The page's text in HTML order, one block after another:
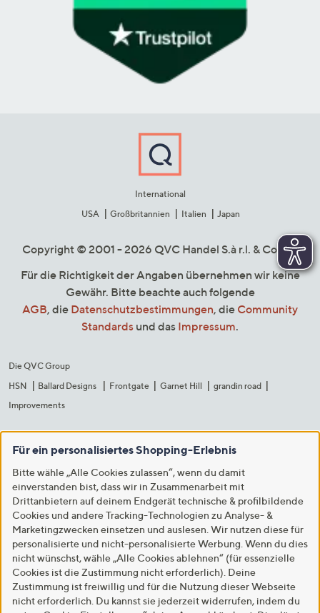
International
USA
Großbritannien Italien Japan
Copyright © 2001 - 2026 QVC Handel S.à r.l. & Co. KG
Für die Richtigkeit der Angaben übernehmen wir keine
Gewähr. Bitte beachte auch folgende
AGB, die Datenschutzbestimmungen, die Community
Standards und das Impressum.
Die QVC Group
HSN
Ballard Designs Frontgate Garnet Hill
grandin road
Improvements
Für ein personalisiertes Shopping-Erlebnis
Bitte wähle „Alle Cookies zulassen“, wenn du damit
einverstanden bist, dass wir in Zusammenarbeit mit
Drittanbietern auf deinem Endgerät technische & profilbildende
Cookies und andere Tracking-Technologien zu Analyse- &
Marketingzwecken einsetzen und auslesen. Wir nutzen diese für
personalisierte und nicht-personalisierte Werbung. Wenn du dies
nicht wünschst, wähle „Alle Cookies ablehnen“ (für essenzielle
Cookies ist die Zustimmung nicht erforderlich). Deine
Zustimmung ist freiwillig und für die Nutzung dieser Webseite
nicht erforderlich. Du kannst sie jederzeit widerrufen, indem du